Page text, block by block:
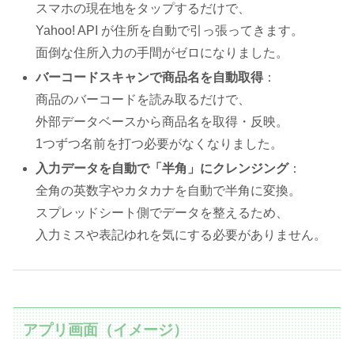
スマホの現在地をタップするだけで、
Yahoo! API が住所を自動で引っ張ってきます。
面倒な住所入力の手間がゼロになりました。
バーコードスキャンで商品名を自動取得：
商品のバーコードを読み取るだけで、
外部データベースから商品名を取得・反映。
1つずつ名前を打つ必要がなくなりました。
入力データを自動で「半角」にクレンジング：
全角の英数字やカタカナを自動で半角に変換。
スプレッドシート側でデータを整えるため、
入力ミスや表記ゆれを気にする必要がありません。
アプリ画面（イメージ）